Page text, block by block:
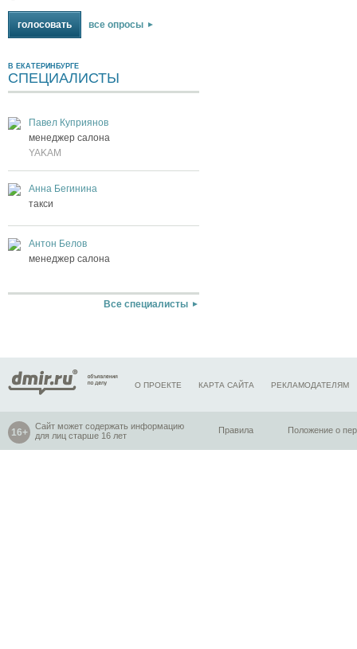
все опросы
В ЕКАТЕРИНБУРГЕ
СПЕЦИАЛИСТЫ
Павел Куприянов
менеджер салона
YAKAM
Анна Бегинина
такси
Антон Белов
менеджер салона
Все специалисты
О ПРОЕКТЕ КАРТА САЙТА РЕКЛАМОДАТЕЛЯМ
Сайт может содержать информацию
для лиц старше 16 лет
Правила Положение о